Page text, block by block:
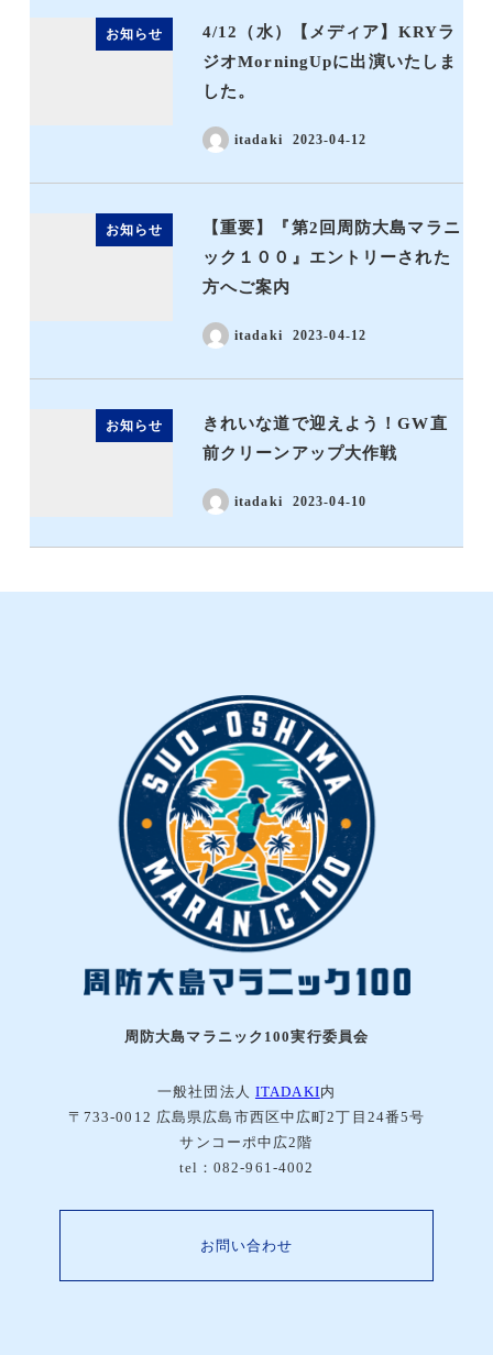
お知らせ
4/12（水）【メディア】KRYラ
ジオMorningUpに出演いたしま
した。
itadaki 2023-04-12
お知らせ
【重要】『第2回周防大島マラニ
ック１００』エントリーされた
方へご案内
itadaki 2023-04-12
お知らせ
きれいな道で迎えよう！GW直
前クリーンアップ大作戦
itadaki 2023-04-10
周防大島マラニック100実行委員会
一般社団法人 ITADAKI内
〒733-0012 広島県広島市西区中広町2丁目24番5号
サンコーポ中広2階
tel：082-961-4002
お問い合わせ